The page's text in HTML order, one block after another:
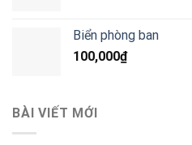
Biển phòng ban
100,000₫
BÀI VIẾT MỚI